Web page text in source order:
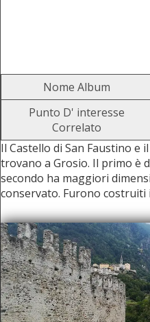
Nome Album
Punto D' interesse
Correlato
Il Castello di San Faustino e
trovano a Grosio. Il primo è
secondo ha maggiori
conservato. Furono